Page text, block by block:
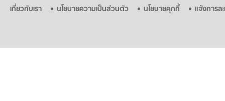
เกี่ยวกับเรา นโยบายความเป็นส่วนตัว นโยบายคุกกี้ แจ้งการล